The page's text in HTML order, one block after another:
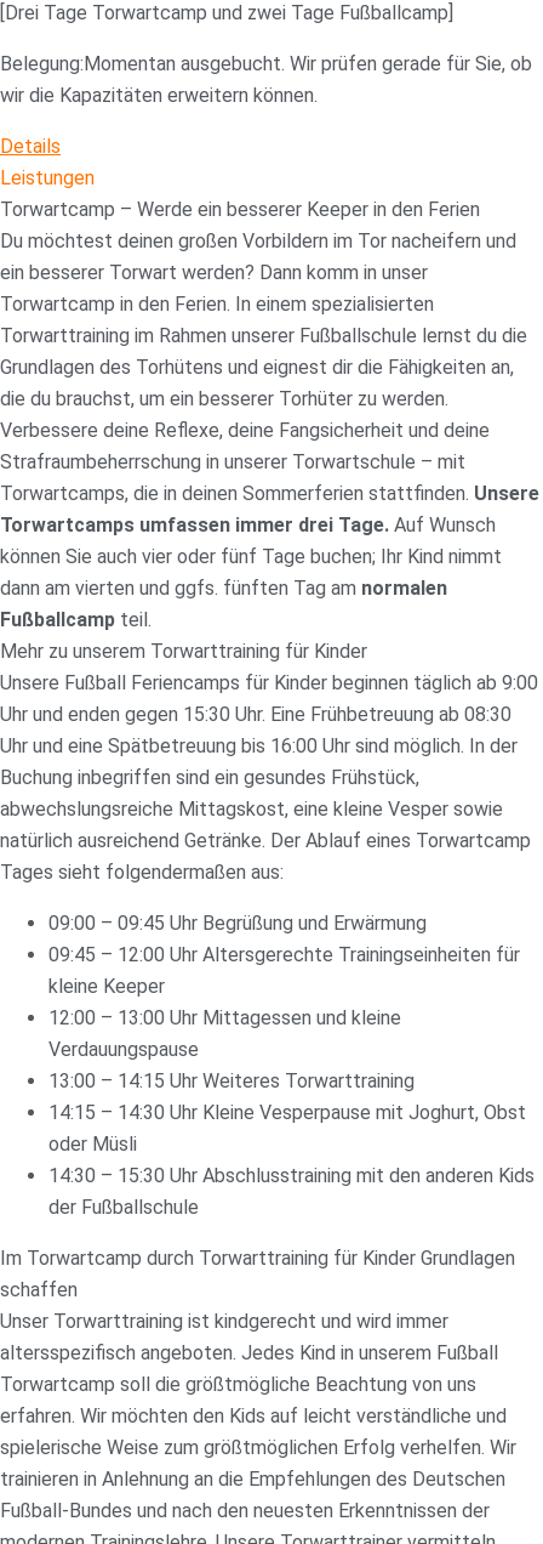
[Drei Tage Torwartcamp und zwei Tage Fußballcamp]
Belegung: Momentan ausgebucht. Wir prüfen gerade für Sie, ob
wir die Kapazitäten erweitern können.
Details
Leistungen
Torwartcamp – Werde ein besserer Keeper in den Ferien
Du möchtest deinen großen Vorbildern im Tor nacheifern und
ein besserer Torwart werden? Dann komm in unser
Torwartcamp in den Ferien. In einem spezialisierten
Torwarttraining im Rahmen unserer Fußballschule lernst du die
Grundlagen des Torhütens und eignest dir die Fähigkeiten an,
die du brauchst, um ein besserer Torhüter zu werden.
Verbessere deine Reflexe, deine Fangsicherheit und deine
Strafraumbeherrschung in unserer Torwartschule – mit
Torwartcamps, die in deinen Sommerferien stattfinden. Unsere
Torwartcamps umfassen immer drei Tage. Auf Wunsch
können Sie auch vier oder fünf Tage buchen; Ihr Kind nimmt
dann am vierten und ggfs. fünften Tag am normalen
Fußballcamp teil.
Mehr zu unserem Torwarttraining für Kinder
Unsere Fußball Feriencamps für Kinder beginnen täglich ab 9:00
Uhr und enden gegen 15:30 Uhr. Eine Frühbetreuung ab 08:30
Uhr und eine Spätbetreuung bis 16:00 Uhr sind möglich. In der
Buchung inbegriffen sind ein gesundes Frühstück,
abwechslungsreiche Mittagskost, eine kleine Vesper sowie
natürlich ausreichend Getränke. Der Ablauf eines Torwartcamp
Tages sieht folgendermaßen aus:
09:00 – 09:45 Uhr Begrüßung und Erwärmung
09:45 – 12:00 Uhr Altersgerechte Trainingseinheiten für
kleine Keeper
12:00 – 13:00 Uhr Mittagessen und kleine
Verdauungspause
13:00 – 14:15 Uhr Weiteres Torwarttraining
14:15 – 14:30 Uhr Kleine Vesperpause mit Joghurt, Obst
oder Müsli
14:30 – 15:30 Uhr Abschlusstraining mit den anderen Kids
der Fußballschule
Im Torwartcamp durch Torwarttraining für Kinder Grundlagen
schaffen
Unser Torwarttraining ist kindgerecht und wird immer
altersspezifisch angeboten. Jedes Kind in unserem Fußball
Torwartcamp soll die größtmögliche Beachtung von uns
erfahren. Wir möchten den Kids auf leicht verständliche und
spielerische Weise zum größtmöglichen Erfolg verhelfen. Wir
trainieren in Anlehnung an die Empfehlungen des Deutschen
Fußball-Bundes und nach den neuesten Erkenntnissen der